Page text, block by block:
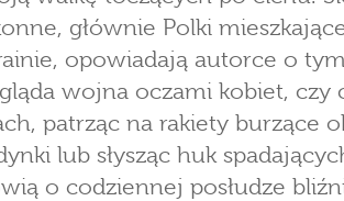
głównie Polki
opowiadają autorce o
wojna oczami kobiet, czy
patrząc na rakiety burzące
lub słysząc huk
o codziennej posłudze